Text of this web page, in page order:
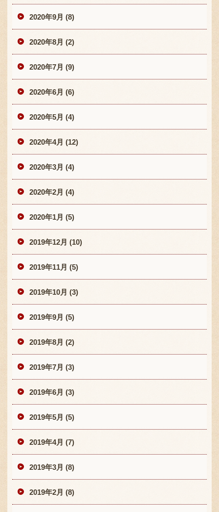
2020年9月 (8)
2020年8月 (2)
2020年7月 (9)
2020年6月 (6)
2020年5月 (4)
2020年4月 (12)
2020年3月 (4)
2020年2月 (4)
2020年1月 (5)
2019年12月 (10)
2019年11月 (5)
2019年10月 (3)
2019年9月 (5)
2019年8月 (2)
2019年7月 (3)
2019年6月 (3)
2019年5月 (5)
2019年4月 (7)
2019年3月 (8)
2019年2月 (8)